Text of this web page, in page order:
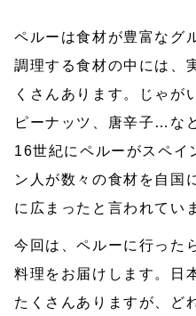
ペルーは食材が豊富なグ
調理する食材の中には、
くさんあります。じゃが
ピーナッツ、唐辛子…な
16世紀にペルーがスペイ
ン人が数々の食材を自国
に広まったと言われてい
今回は、ペルーに行った
料理をお届けします。日
たくさんありますが、ど